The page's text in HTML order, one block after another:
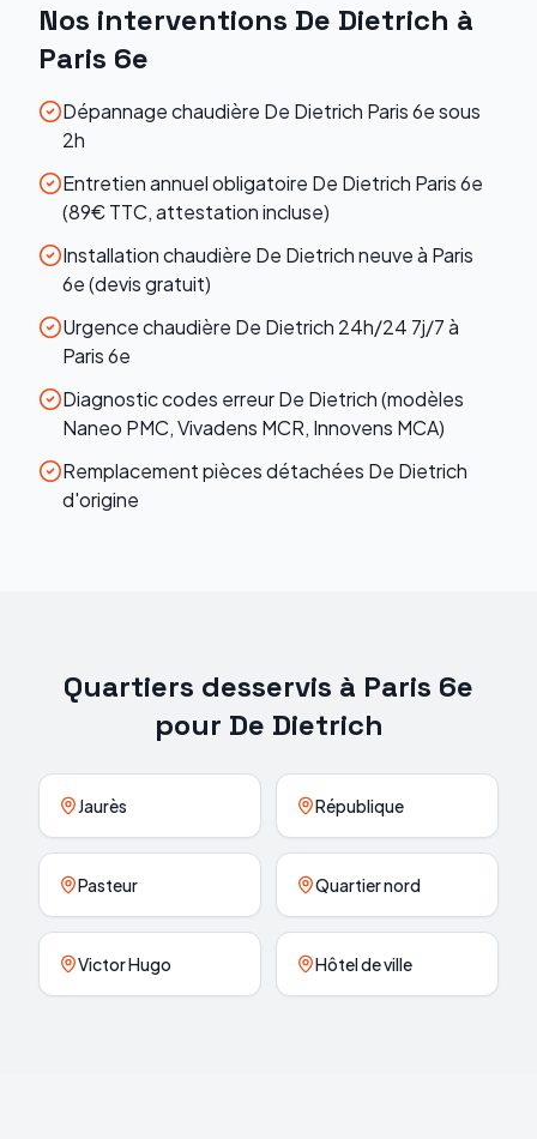
Nos interventions De Dietrich à
Paris 6e
Dépannage chaudière De Dietrich Paris 6e sous
2h
Entretien annuel obligatoire De Dietrich Paris 6e
(89€ TTC, attestation incluse)
Installation chaudière De Dietrich neuve à Paris
6e (devis gratuit)
Urgence chaudière De Dietrich 24h/24 7j/7 à
Paris 6e
Diagnostic codes erreur De Dietrich (modèles
Naneo PMC, Vivadens MCR, Innovens MCA)
Remplacement pièces détachées De Dietrich
d'origine
Quartiers desservis à Paris 6e
pour De Dietrich
Jaurès République
Pasteur Quartier nord
Victor Hugo Hôtel de ville